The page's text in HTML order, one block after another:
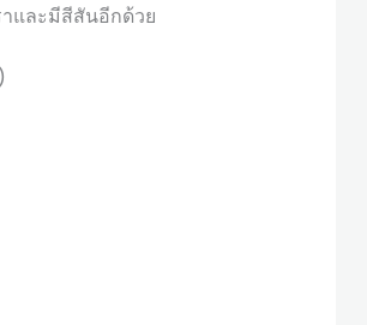
และมีสีสันอีกด้วย